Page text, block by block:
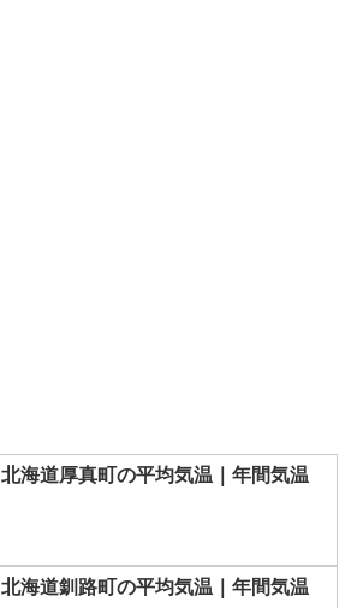
北海道厚真町の平均気温｜年間気温
北海道釧路町の平均気温｜年間気温